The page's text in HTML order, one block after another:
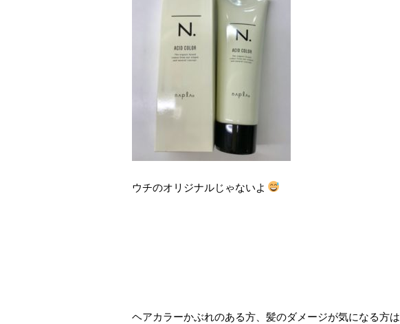
ウチのオリジナルじゃないよ
ヘアカラーかぶれのある方、髪のダメージが気になる方は